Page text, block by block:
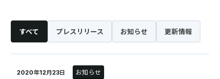
すべて プレスリリース お知らせ 更新情報
2020年12月23日 お知らせ